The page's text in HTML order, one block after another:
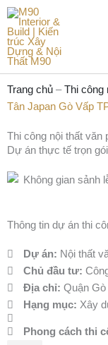
Nhảy
nội
dung
Trang chủ –Thi công
Tân Japan Gò Vấp
Thi công nội thất văn
Dự án thực tế trọn
Thông tin dự án thi
Dự án: Nội thất
Chủ đầu tư:
Địa chỉ:Quận Gò
Hạng mục: Xây
Phong cách thi